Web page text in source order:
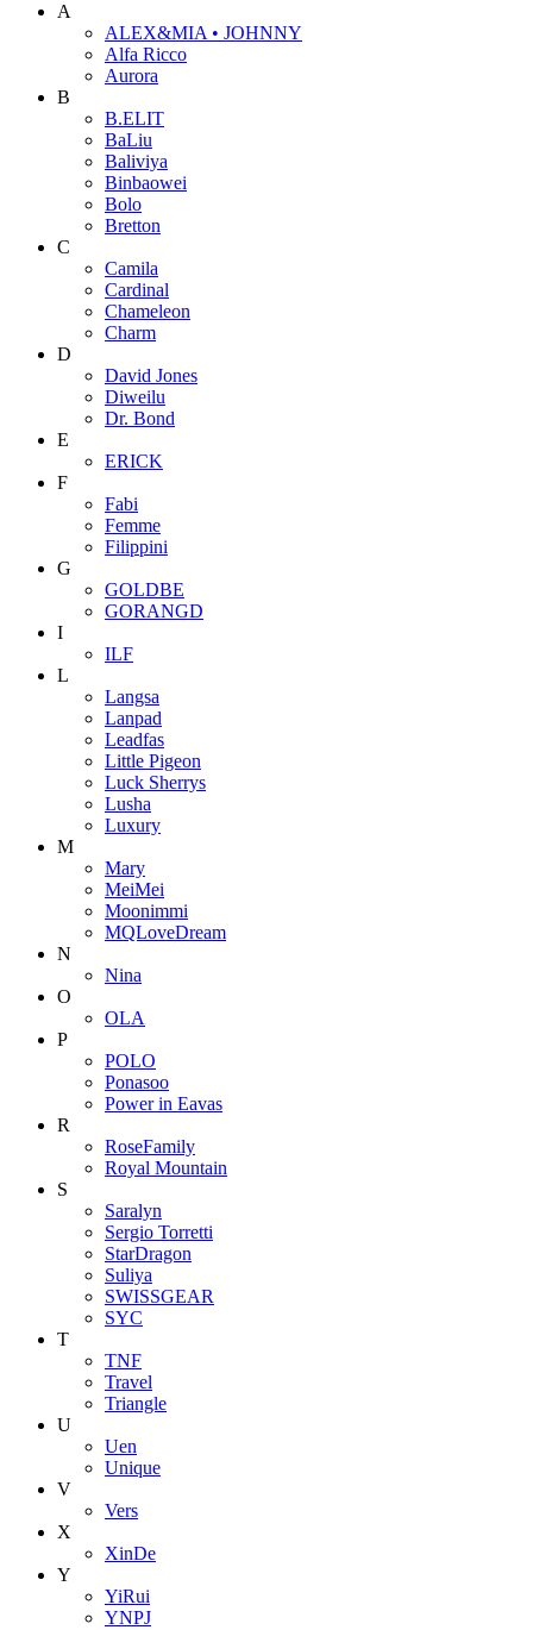
A
ALEX&MIA • JOHNNY
Alfa Ricco
Aurora
B
B.ELIT
BaLiu
Baliviya
Binbaowei
Bolo
Bretton
C
Camila
Cardinal
Chameleon
Charm
D
David Jones
Diweilu
Dr. Bond
E
ERICK
F
Fabi
Femme
Filippini
G
GOLDBE
GORANGD
I
ILF
L
Langsa
Lanpad
Leadfas
Little Pigeon
Luck Sherrys
Lusha
Luxury
M
Mary
MeiMei
Moonimmi
MQLoveDream
N
Nina
O
OLA
P
POLO
Ponasoo
Power in Eavas
R
RoseFamily
Royal Mountain
S
Saralyn
Sergio Torretti
StarDragon
Suliya
SWISSGEAR
SYC
T
TNF
Travel
Triangle
U
Uen
Unique
V
Vers
X
XinDe
Y
YiRui
YNPJ